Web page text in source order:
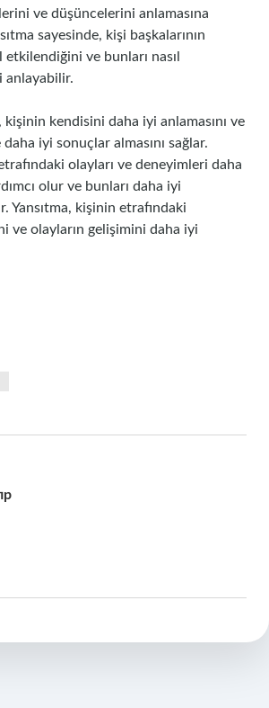
ve düşüncelerini anlamasına
sayesinde, kişi başkalarının
etkilendiğini ve bunları nasıl
anlayabilir.
kişinin kendisini daha iyi anlamasını ve
iyi sonuçlar almasını sağlar.
olayları ve deneyimleri daha
olur ve bunları daha iyi
Yansıtma, kişinin etrafındaki
ve olayların gelişimini daha iyi